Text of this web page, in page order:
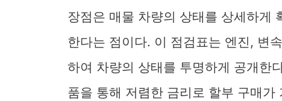
장점은 매물 차량의 상태를 상세하게
한다는 점이다. 이 점검표는 엔진, 변
하여 차량의 상태를 투명하게 공개한
품을 통해 저렴한 금리로 할부 구매가